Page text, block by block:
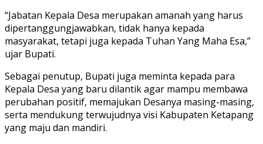
“Jabatan Kepala Desa merupakan amanah yang harus
dipertanggungjawabkan, tidak hanya kepada
masyarakat, tetapi juga kepada Tuhan Yang Maha Esa,”
ujar Bupati.
Sebagai penutup, Bupati juga meminta kepada para
Kepala Desa yang baru dilantik agar mampu membawa
perubahan positif, memajukan Desanya masing-masing,
serta mendukung terwujudnya visi Kabupaten Ketapang
yang maju dan mandiri.